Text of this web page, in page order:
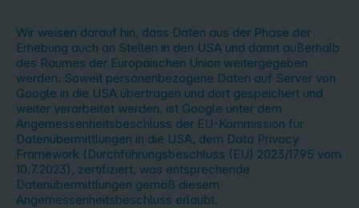
Wir weisen darauf hin, dass Daten aus der Phase der
Erhebung auch an Stellen in den USA und damit außerhalb
des Raumes der Europäischen Union weitergegeben
werden. Soweit personenbezogene Daten auf Server von
Google in die USA übertragen und dort gespeichert und
weiter verarbeitet werden, ist Google unter dem
Angemessenheitsbeschluss der EU-Kommission für
Datenübermittlungen in die USA, dem Data Privacy
Framework (Durchführungsbeschluss (EU) 2023/1795 vom
10.7.2023), zertifiziert, was entsprechende
Datenübermittlungen gemäß diesem
Angemessenheitsbeschluss erlaubt.